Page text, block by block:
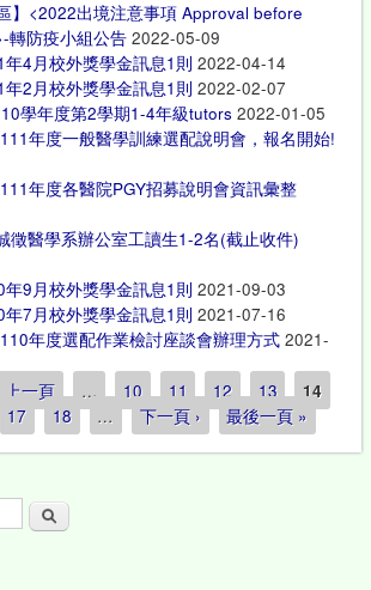
】<2022出境注意事項 Approval before
轉防疫小組公告 2022-05-09
年4月校外獎學金訊息1則 2022-04-14
年2月校外獎學金訊息1則 2022-02-07
學年度第2學期1-4年級tutors 2022-01-05
111年度一般醫學訓練選配說明會，報名開始!
111年度各醫院PGY招募說明會資訊彙整
徵醫學系辦公室工讀生1-2名(截止收件)
年9月校外獎學金訊息1則 2021-09-03
年7月校外獎學金訊息1則 2021-07-16
110年度選配作業檢討座談會辦理方式 2021-
上一頁 … 10 11 12 13
14
17 18 … 下一頁 › 最後一頁 »
搜尋